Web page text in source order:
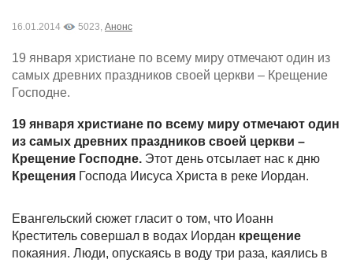
16.01.2014 5023, Анонс
19 января христиане по всему миру отмечают один из
самых древних праздников своей церкви – Крещение
Господне.
19 января христиане по всему миру отмечают один
из самых древних праздников своей церкви –
Крещение Господне. Этот день отсылает нас к дню
Крещения Господа Иисуса Христа в реке Иордан.
Евангельский сюжет гласит о том, что Иоанн
Креститель совершал в водах Иордан крещение
покаяния. Люди, опускаясь в воду три раза, каялись в